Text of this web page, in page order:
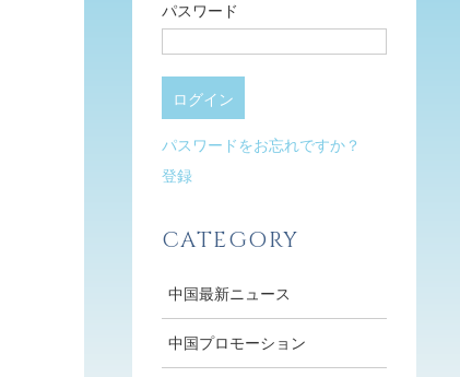
パスワード
パスワードをお忘れですか？
登録
CATEGORY
中国最新ニュース
中国プロモーション